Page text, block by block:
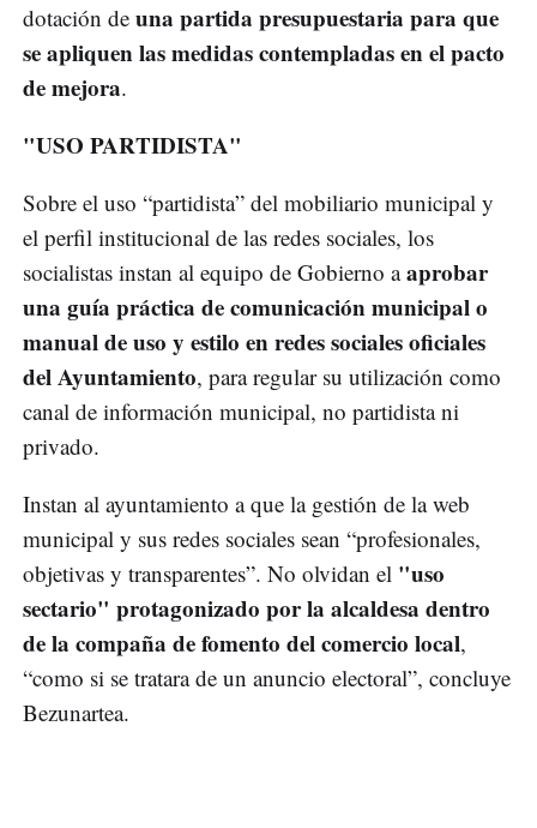
dotación de una partida presupuestaria para que
se apliquen las medidas contempladas en el pacto
de mejora.
"USO PARTIDISTA"
Sobre el uso “partidista” del mobiliario municipal y
el perfil institucional de las redes sociales, los
socialistas instan al equipo de Gobierno aaprobar
una guía práctica de comunicación municipal o
manual de uso y estilo en redes sociales oficiales
del Ayuntamiento, para regular su utilización como
canal de información municipal, no partidista ni
privado.
Instan al ayuntamiento a que la gestión de la web
municipal y sus redes sociales sean “profesionales,
objetivas y transparentes”. No olvidan el "uso
sectario" protagonizado por la alcaldesa dentro
de la compaña de fomento del comercio local,
“como si se tratara de un anuncio electoral”, concluye
Bezunartea.